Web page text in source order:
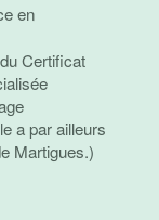
en
Certificat
a par ailleurs
Martigues.)